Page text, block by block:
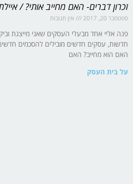
זכרון דברים- האם מחייב אותי? /
ספטמבר 20, 2017 אין תגובות
פנה אליי אחד מבעלי העסקים שאני מייצגת
חדשות, עסקים חדשים מובילים להסכמים
האם הוא מחייב? האם
על בית העסק